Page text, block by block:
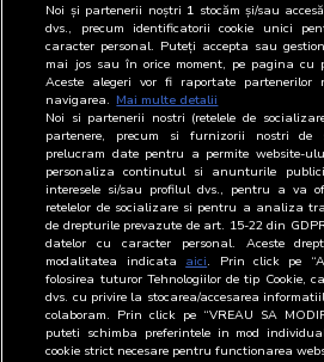
5 Societatea Romana de
Radiodifuziune
6 Societatea Romana de
Televiziune
7 Standard Marketing SRL
8 Stil Media SRL
Noi și partenerii noștri 1 stocăm și/sau
dvs., precum identificatorii cookie unici
caracter personal. Puteți accepta sau
mai jos sau în orice moment, pe pagina cu
Aceste alegeri vor fi raportate
navigarea. Mai multe detalii
Noi si partenerii nostri (retelele de
partenere, precum si furnizorii nostri de
prelucram date pentru a permite website-
personaliza continutul si anunturile
interesele si/sau profilul dvs., pentru a va
retelelor de socializare si pentru a analiza
de drepturile prevazute de art. 15-22 din
datelor cu caracter personal. Aceste
modalitatea indicata aici. Prin click pe
folosirea tuturor Tehnologiilor de tip Cookie,
dvs. cu privire la stocarea/accesarea
colaboram. Prin click pe “VREAU SA
puteti schimba preferintele in mod
cookie strict necesare pentru functionarea